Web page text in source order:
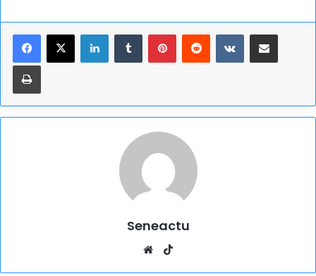
LinkedinTumblr PinterestReddit VKontaktePartager par email
Imprimer
Seneactu
Website